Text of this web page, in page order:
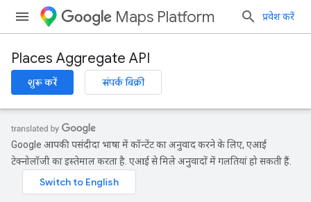
Maps Platform प्रवेश करें
Places Aggregate API
शुरू करें संपर्क बिक्री
Google आपकी पसंदीदा भाषा में कॉन्टेंट का अनुवाद करने के लिए, एआई
टेक्नोलॉजी का इस्तेमाल करता है. एआई से मिले अनुवादों में गलतियां हो सकती हैं.